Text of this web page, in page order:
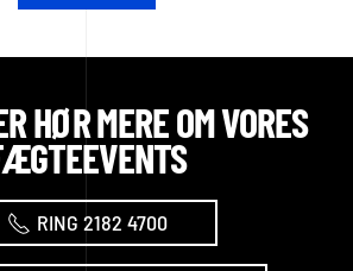
HØR MERE OM VORES
RING 2182 4700